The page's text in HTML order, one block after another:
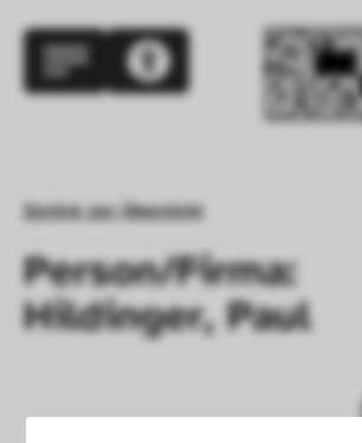
Zurück zur Übersicht
Person/Firma:
Hildinger, Paul